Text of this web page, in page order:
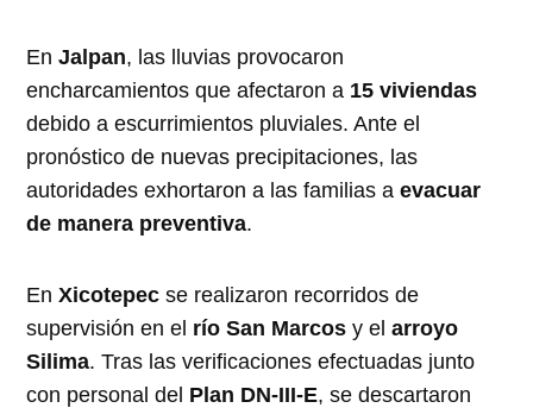
EnJalpan, las lluvias provocaron
encharcamientos que afectaron a 15 viviendas
debido a escurrimientos pluviales. Ante el
pronóstico de nuevas precipitaciones, las
autoridades exhortaron a las familias aevacuar
de manera preventiva.
EnXicotepec se realizaron recorridos de
supervisión en el río San Marcos y elarroyo
Silima. Tras las verificaciones efectuadas junto
con personal del Plan DN-III-E, se descartaron